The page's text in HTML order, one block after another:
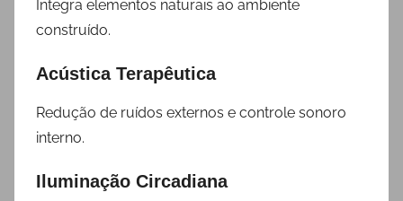
Integra elementos naturais ao ambiente
construído.
Acústica Terapêutica
Redução de ruídos externos e controle sonoro
interno.
Iluminação Circadiana